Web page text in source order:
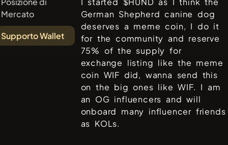
Mercato
Supporto Wallet
German Shepherd canine dog
deserves a meme coin, I do it
for the community and reserve
75% of the supply for
exchange listing like the meme
coin WIF did, wanna send this
on the big ones like WIF. I am
an OG influencers and will
onboard many influencer friends
as KOLs.